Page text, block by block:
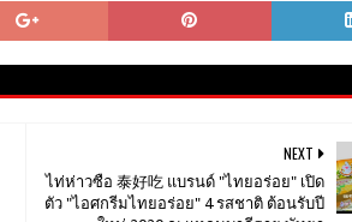
NEXT
ไท่ห่าวซือ 泰好吃 แบรนด์ "ไทยอร่อย" เปิด
ตัว "ไอศกรีมไทยอร่อย" 4 รสชาติ ต้อนรับปี